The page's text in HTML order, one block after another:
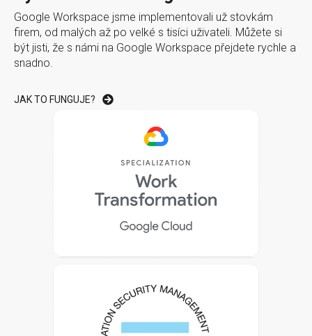
Google Workspace jsme implementovali už stovkám
firem, od malých až po velké s tisíci uživateli. Můžete si
být jisti, že s námi na Google Workspace přejdete rychle a
snadno.
JAK TO FUNGUJE?